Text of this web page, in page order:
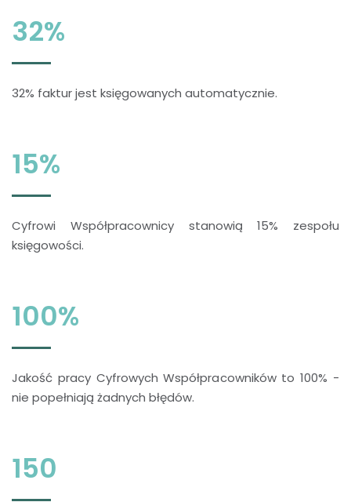
32%
32% faktur jest księgowanych automatycznie.
15%
Cyfrowi Współpracownicy stanowią 15% zespołu
księgowości.
100%
Jakość pracy Cyfrowych Współpracowników to 100% -
nie popełniają żadnych błędów.
150